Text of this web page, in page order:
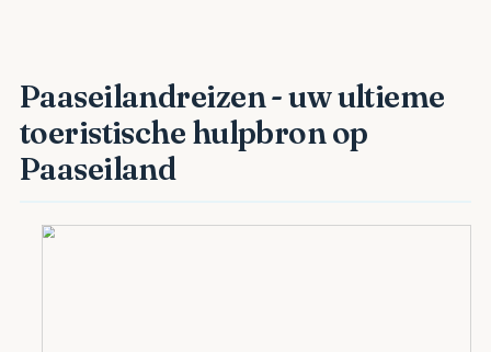
Paaseilandreizen - uw ultieme
toeristische hulpbron op
Paaseiland